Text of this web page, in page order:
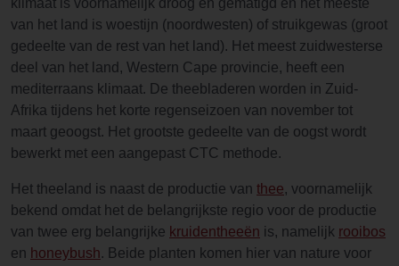
klimaat is voornamelijk droog en gematigd en het meeste
van het land is woestijn (noordwesten) of struikgewas (groot
gedeelte van de rest van het land). Het meest zuidwesterse
deel van het land, Western Cape provincie, heeft een
mediterraans klimaat. De theebladeren worden in Zuid-
Afrika tijdens het korte regenseizoen van november tot
maart geoogst. Het grootste gedeelte van de oogst wordt
bewerkt met een aangepast CTC methode.
Het theeland is naast de productie van thee, voornamelijk
bekend omdat het de belangrijkste regio voor de productie
van twee erg belangrijke kruidentheeën is, namelijk rooibos
en honeybush. Beide planten komen hier van nature voor